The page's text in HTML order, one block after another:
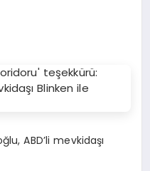
ABD’li mevkidaşı